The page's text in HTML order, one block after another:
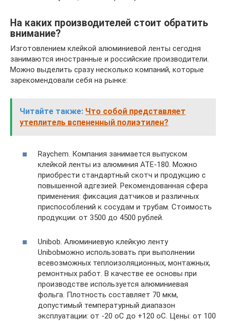
На каких производителей стоит обратить
внимание?
Изготовлением клейкой алюминиевой ленты сегодня
занимаются иностранные и российские производители.
Можно выделить сразу несколько компаний, которые
зарекомендовали себя на рынке:
Читайте также: Что собой представляет
утеплитель вспененный полиэтилен?
Raychem. Компания занимается выпуском
клейкой ленты из алюминия ATE-180. Можно
приобрести стандартный скотч и продукцию с
повышенной адгезией. Рекомендованная сфера
применения: фиксация датчиков и различных
приспособлений к сосудам и трубам. Стоимость
продукции: от 3500 до 4500 рублей.
Unibob. Алюминиевую клейкую ленту
Unibobможно использовать при выполнении
всевозможных теплоизоляционных, монтажных,
ремонтных работ. В качестве ее основы при
производстве используется алюминиевая
фольга. Плотность составляет 70 мкм,
допустимый температурный диапазон
эксплуатации: от -20 оС до +120 оС. Цены: от 100